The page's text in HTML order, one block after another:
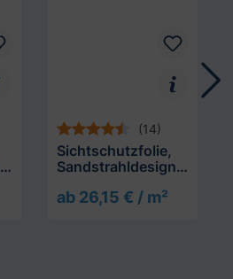
(14)
Sichtschutzfolie,
Sandstrahldesign
ab 26,15 € / m²